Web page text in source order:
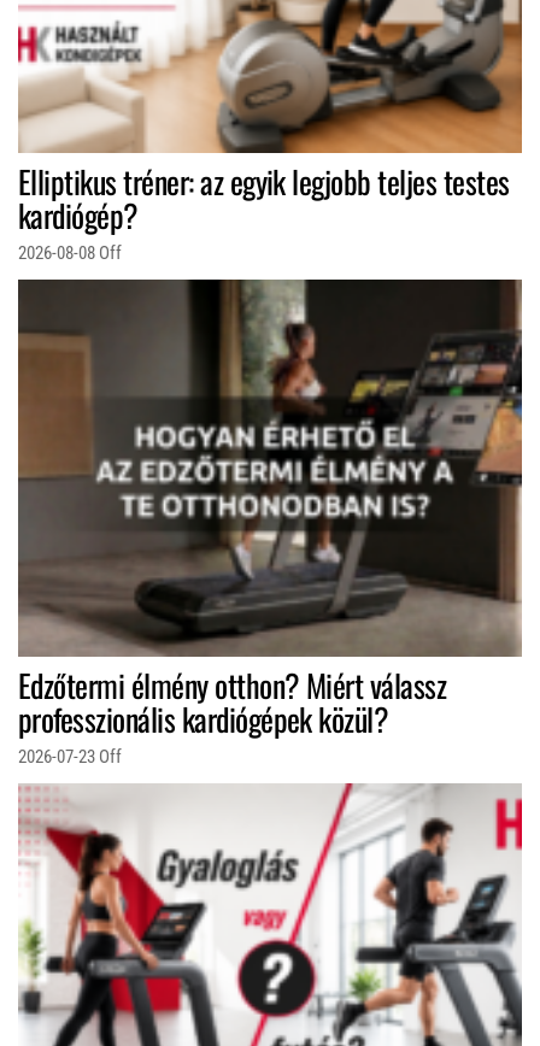
Elliptikus tréner: az egyik legjobb teljes testes
kardiógép?
2026-08-08 Off
Edzőtermi élmény otthon? Miért válassz
professzionális kardiógépek közül?
2026-07-23 Off